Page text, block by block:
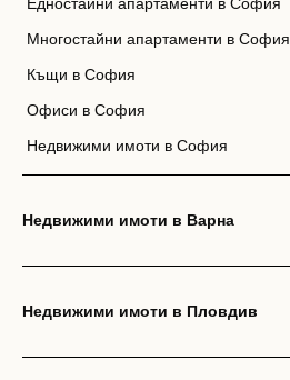
Едностайни апартаменти в София
Многостайни апартаменти в София
Къщи в София
Офиси в София
Недвижими имоти в София
Недвижими имоти в Варна
Недвижими имоти в Пловдив